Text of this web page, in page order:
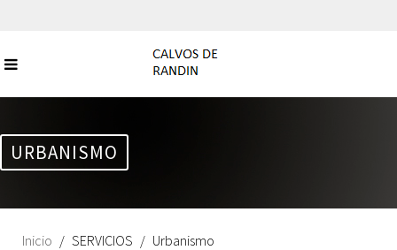
URBANISMO
Inicio SERVICIOS Urbanismo